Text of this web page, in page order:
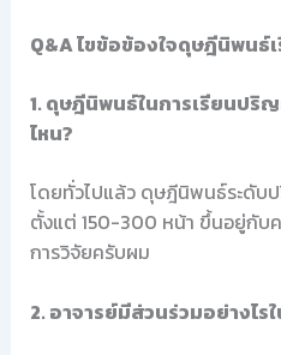
Q&A ไขข้อข้องใจดุษฎีนิพนธ์
1. ดุษฎีนิพนธ์ในการเรียนป
ไหน?
โดยทั่วไปแล้ว ดุษฎีนิพนธ์ระดับ
ตั้งแต่ 150-300 หน้า ขึ้นอยู่กับ
การวิจัยครับผม
2. อาจารย์มีส่วนร่วมอย่างไ